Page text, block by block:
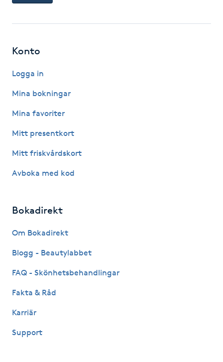
Huduppstramning
Hyperhidros
Hypnos
Hårbottenbehandling
Hårvård
Hälsa
Konto
Logga in
Mina bokningar
Mina favoriter
Mitt presentkort
Mitt friskvårdskort
Avboka med kod
Bokadirekt
Om Bokadirekt
Blogg - Beautylabbet
FAQ - Skönhetsbehandlingar
Fakta & Råd
Karriär
Support